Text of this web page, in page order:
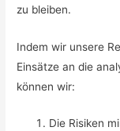
zu bleiben.
Indem wir unsere
Einsätze an die
können wir:
Die Risiken